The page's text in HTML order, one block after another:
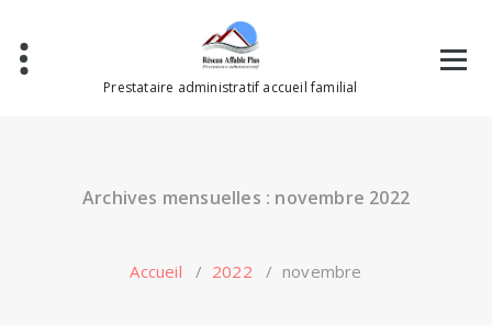
contenu
Prestataire administratif accueil familial
Archives mensuelles : novembre 2022
Accueil / 2022 / novembre